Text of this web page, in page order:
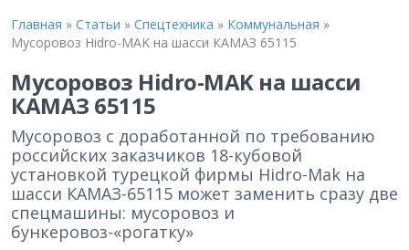
Главная » Статьи » Спецтехника » Коммунальная »
Мусоровоз Hidro-MAK на шасси КАМАЗ 65115
Мусоровоз Hidro-MAK на шасси
КАМАЗ 65115
Мусоровоз с доработанной по требованию
российских заказчиков 18-кубовой
установкой турецкой фирмы Hidro-Mak на
шасси КАМАЗ-65115 может заменить сразу две
спецмашины: мусоровоз и
бункеровоз-«рогатку»